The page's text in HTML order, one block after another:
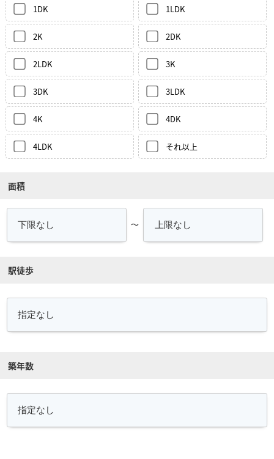
1DK 1LDK
2K 2DK
2LDK 3K
3DK 3LDK
4K 4DK
4LDK それ以上
面積
～
駅徒歩
築年数